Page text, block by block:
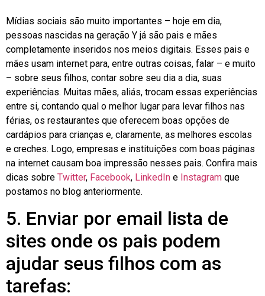
Mídias sociais são muito importantes – hoje em dia,
pessoas nascidas na geração Y já são pais e mães
completamente inseridos nos meios digitais. Esses pais e
mães usam internet para, entre outras coisas, falar – e muito
– sobre seus filhos, contar sobre seu dia a dia, suas
experiências. Muitas mães, aliás, trocam essas experiências
entre si, contando qual o melhor lugar para levar filhos nas
férias, os restaurantes que oferecem boas opções de
cardápios para crianças e, claramente, as melhores escolas
e creches. Logo, empresas e instituições com boas páginas
na internet causam boa impressão nesses pais. Confira mais
dicas sobre Twitter, Facebook, LinkedIn e Instagram que
postamos no blog anteriormente.
5. Enviar por email lista de
sites onde os pais podem
ajudar seus filhos com as
tarefas: